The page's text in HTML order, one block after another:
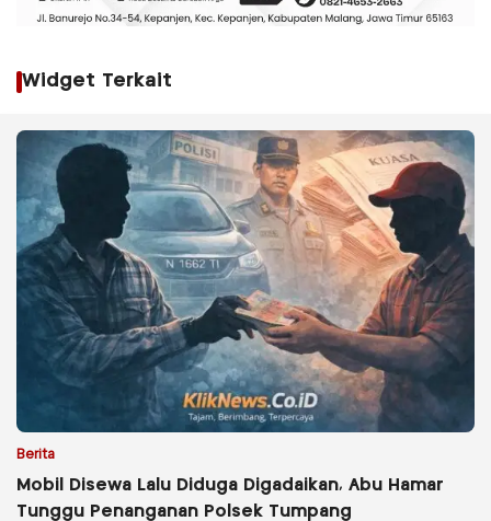
Widget Terkait
Berita
Mobil Disewa Lalu Diduga Digadaikan, Abu Hamar
Tunggu Penanganan Polsek Tumpang